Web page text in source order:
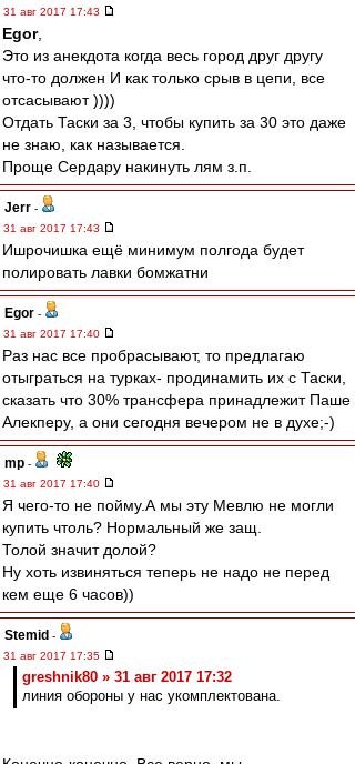
31 авг 2017 17:43
Egor,
Это из анекдота когда весь город друг другу
что-то должен И как только срыв в цепи, все
отсасывают ))))
Отдать Таски за 3, чтобы купить за 30 это даже
не знаю, как называется.
Проще Сердару накинуть лям з.п.
Jerr -
31 авг 2017 17:43
Ишрочишка ещё минимум полгода будет
полировать лавки бомжатни
Egor -
31 авг 2017 17:40
Раз нас все пробрасывают, то предлагаю
отыграться на турках- продинамить их с Таски,
сказать что 30% трансфера принадлежит Паше
Алекперу, а они сегодня вечером не в духе;-)
mp -
31 авг 2017 17:40
Я чего-то не пойму.А мы эту Мевлю не могли
купить чтоль? Нормальный же защ.
Толой значит долой?
Ну хоть извиняться теперь не надо не перед
кем еще 6 часов))
Stemid -
31 авг 2017 17:35
greshnik80 » 31 авг 2017 17:32
линия обороны у нас укомплектована.